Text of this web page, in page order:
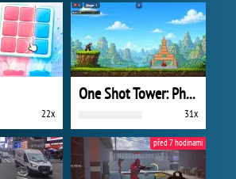
22x
One Shot Tower: Physics Destroyer
31x
před 7 hodinami